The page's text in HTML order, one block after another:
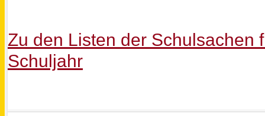
Zu den Listen der Schulsachen
Schuljahr